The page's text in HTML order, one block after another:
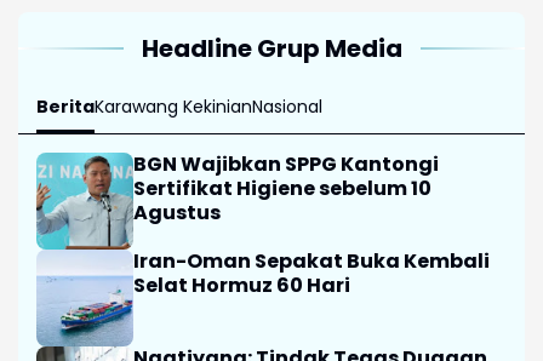
Headline Grup Media
BeritaKarawang KekinianNasional
BGN Wajibkan SPPG Kantongi
Sertifikat Higiene sebelum 10
Agustus
Iran-Oman Sepakat Buka Kembali
Selat Hormuz 60 Hari